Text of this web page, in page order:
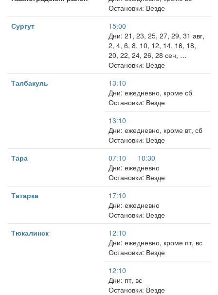
Остановки: Везде
Сургут
15:00
Дни: 21, 23, 25, 27, 29, 31 авг,
2, 4, 6, 8, 10, 12, 14, 16, 18,
20, 22, 24, 26, 28 сен, …
Остановки: Везде
Талбакуль
13:10
Дни: ежедневно, кроме сб
Остановки: Везде
13:10
Дни: ежедневно, кроме вт, сб
Остановки: Везде
Тара
07:10
10:30
Дни: ежедневно
Остановки: Везде
Татарка
17:10
Дни: ежедневно
Остановки: Везде
Тюкалинск
12:10
Дни: ежедневно, кроме пт, вс
Остановки: Везде
12:10
Дни: пт, вс
Остановки: Везде